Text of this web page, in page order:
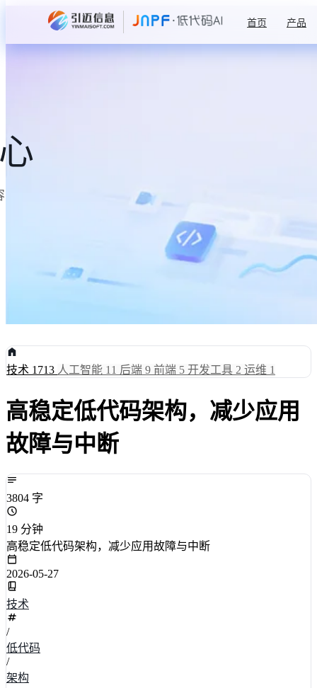
首页 产品
技术 1713 人工智能 11 后端 9 前端 5 开发工具 2 运维 1
高稳定低代码架构，减少应用
故障与中断
3804 字
19 分钟
高稳定低代码架构，减少应用故障与中断
2026-05-27
技术
/
低代码
/
架构